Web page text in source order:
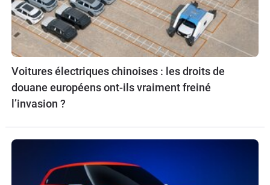
Voitures électriques chinoises : les droits de
douane européens ont-ils vraiment freiné
l’invasion ?